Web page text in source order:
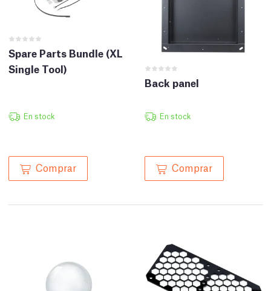
Spare Parts Bundle (XL
Single Tool)
En stock
Comprar
Back panel
En stock
Comprar